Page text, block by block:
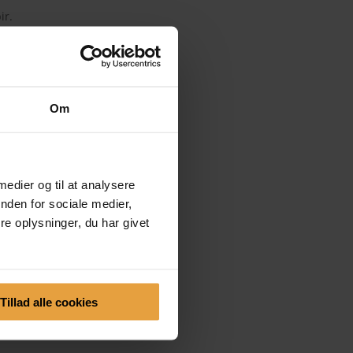
Om
og til at analysere
for sociale medier,
oplysninger, du har givet
Tillad alle cookies